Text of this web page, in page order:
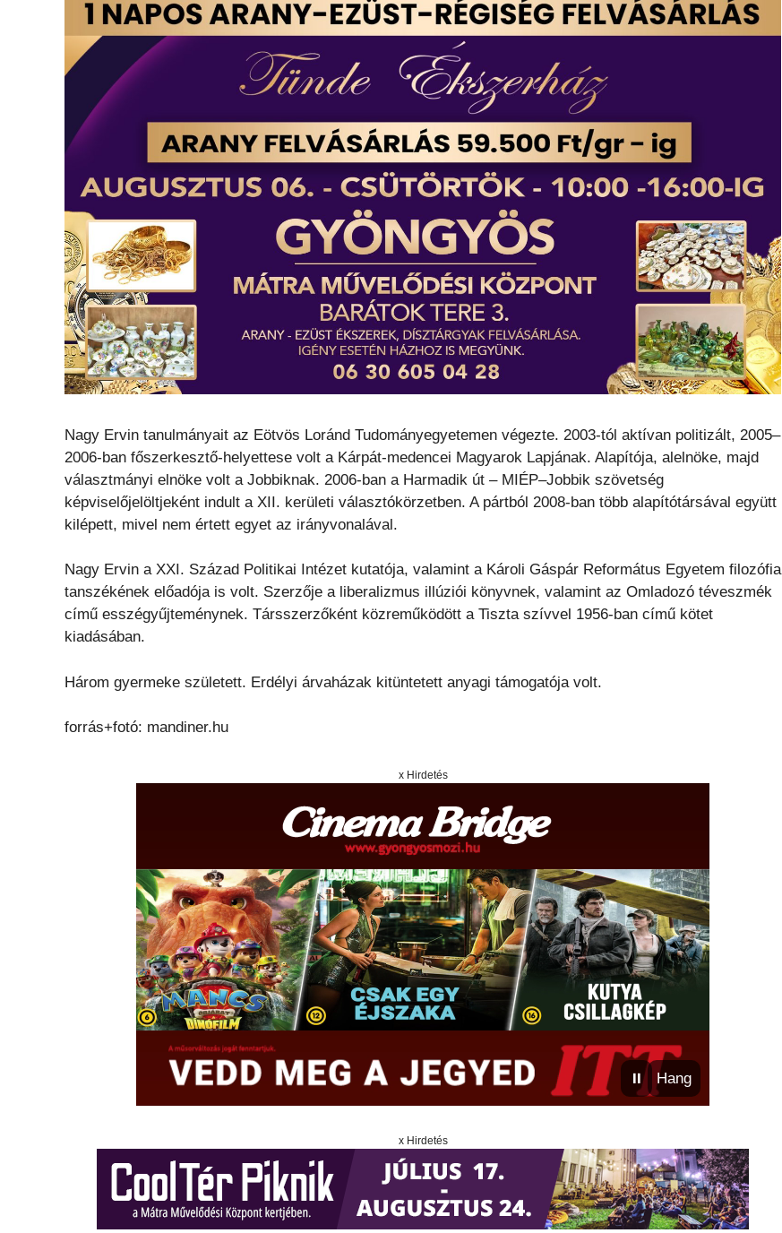
Nagy Ervin tanulmányait az Eötvös Loránd Tudományegyetemen végezte. 2003-tól aktívan politizált, 2005–
2006-ban főszerkesztő-helyettese volt a Kárpát-medencei Magyarok Lapjának. Alapítója, alelnöke, majd
választmányi elnöke volt a Jobbiknak. 2006-ban a Harmadik út – MIÉP–Jobbik szövetség
képviselőjelöltjeként indult a XII. kerületi választókörzetben. A pártból 2008-ban több alapítótársával együtt
kilépett, mivel nem értett egyet az irányvonalával.
Nagy Ervin a XXI. Század Politikai Intézet kutatója, valamint a Károli Gáspár Református Egyetem filozófia
tanszékének előadója is volt. Szerzője a liberalizmus illúziói könyvnek, valamint az Omladozó téveszmék
című esszégyűjteménynek. Társszerzőként közreműködött a Tiszta szívvel 1956-ban című kötet
kiadásában.
Három gyermeke született. Erdélyi árvaházak kitüntetett anyagi támogatója volt.
forrás+fotó: mandiner.hu
x Hirdetés
⏸ Hang
x Hirdetés